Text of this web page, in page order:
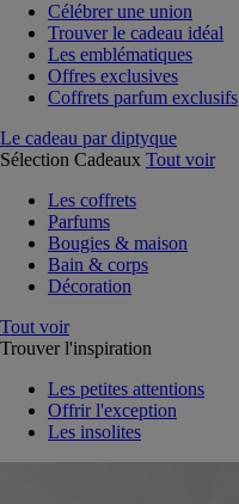
Célébrer une union
Trouver le cadeau idéal
Les emblématiques
Offres exclusives
Coffrets parfum exclusifs
Le cadeau par diptyque
Sélection Cadeaux Tout voir
Les coffrets
Parfums
Bougies & maison
Bain & corps
Décoration
Tout voir
Trouver l'inspiration
Les petites attentions
Offrir l'exception
Les insolites